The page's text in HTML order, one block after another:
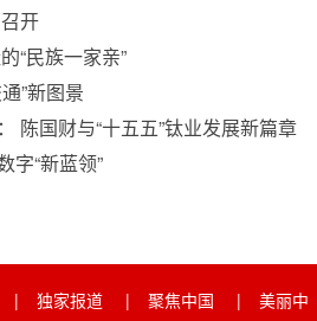
开
“民族一家亲”
”新图景
陈国财与“十五五”钛业发展新篇章
字“新蓝领”
| 独家报道 | 聚焦中国 |
美丽中